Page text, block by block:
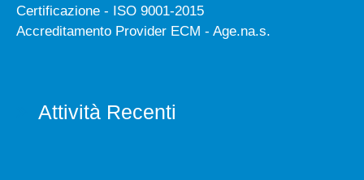
Certificazione - ISO 9001-2015
Accreditamento Provider ECM - Age.na.s.
Attività Recenti